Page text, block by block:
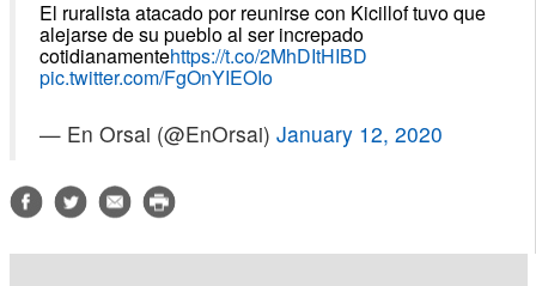
El ruralista atacado por reunirse con Kicillof tuvo que
alejarse de su pueblo al ser increpado
cotidianamentehttps://t.co/2MhDItHIBD
pic.twitter.com/FgOnYIEOIo
— En Orsai (@EnOrsai) January 12, 2020